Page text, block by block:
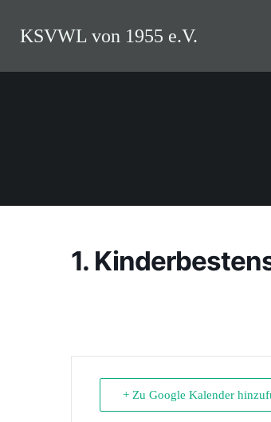
Inhalt
springen
KSVWL von 1955 e.V.
1.
+ Zu Google Kalender